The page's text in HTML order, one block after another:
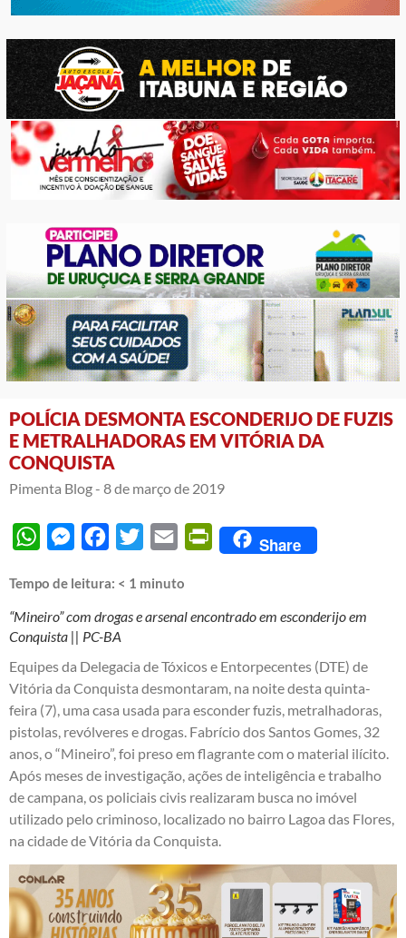
POLÍCIA DESMONTA ESCONDERIJO DE FUZIS
E METRALHADORAS EM VITÓRIA DA
CONQUISTA
Pimenta Blog - 8 de março de 2019
WhatsAppMessengerFacebook
Twitter Email PrintFriendly
Share
Tempo de leitura: < 1 minuto
“Mineiro” com drogas e arsenal encontrado em esconderijo em
Conquista || PC-BA
Equipes da Delegacia de Tóxicos e Entorpecentes (DTE) de
Vitória da Conquista desmontaram, na noite desta quinta-
feira (7), uma casa usada para esconder fuzis, metralhadoras,
pistolas, revólveres e drogas. Fabrício dos Santos Gomes, 32
anos, o “Mineiro”, foi preso em flagrante com o material ilícito.
Após meses de investigação, ações de inteligência e trabalho
de campana, os policiais civis realizaram busca no imóvel
utilizado pelo criminoso, localizado no bairro Lagoa das Flores,
na cidade de Vitória da Conquista.